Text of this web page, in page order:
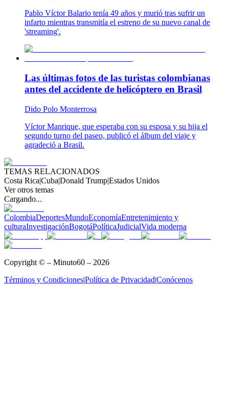
Pablo Víctor Balario tenía 49 años y murió tras sufrir un
infarto mientras transmitía el estreno de su nuevo canal de
'streaming'.
Las últimas fotos de las turistas colombianas
antes del accidente de helicóptero en Brasil
Dido Polo Monterrosa
Víctor Manrique, que esperaba con su esposa y su hija el
segundo turno del paseo, publicó el álbum del viaje y
agradeció a Brasil.
TEMAS RELACIONADOS
Costa Rica|Cuba|Donald Trump|Estados Unidos
Ver otros temas
Cargando...
ColombiaDeportesMundoEconomíaEntretenimiento y
culturaInvestigaciónBogotáPolíticaJudicialVida moderna
Copyright © – Minuto60 – 2026
Términos y Condiciones|Política de Privacidad|Conócenos